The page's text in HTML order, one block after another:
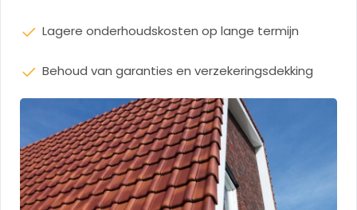
Lagere onderhoudskosten op lange termijn
Behoud van garanties en verzekeringsdekking